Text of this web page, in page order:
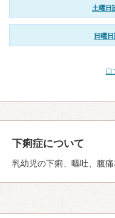
土曜日
日曜
口
下痢症について
乳幼児の下痢、嘔吐、腹